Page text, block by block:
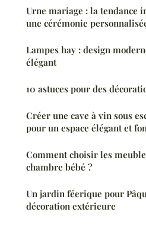
Urne mariage : la tendance
une cérémonie
Lampes hay : design
élégant
10 astuces pour des
Créer une cave à vin sous
pour un espace élégant et
Comment choisir les
chambre bébé ?
Un jardin féerique pour
décoration extérieure